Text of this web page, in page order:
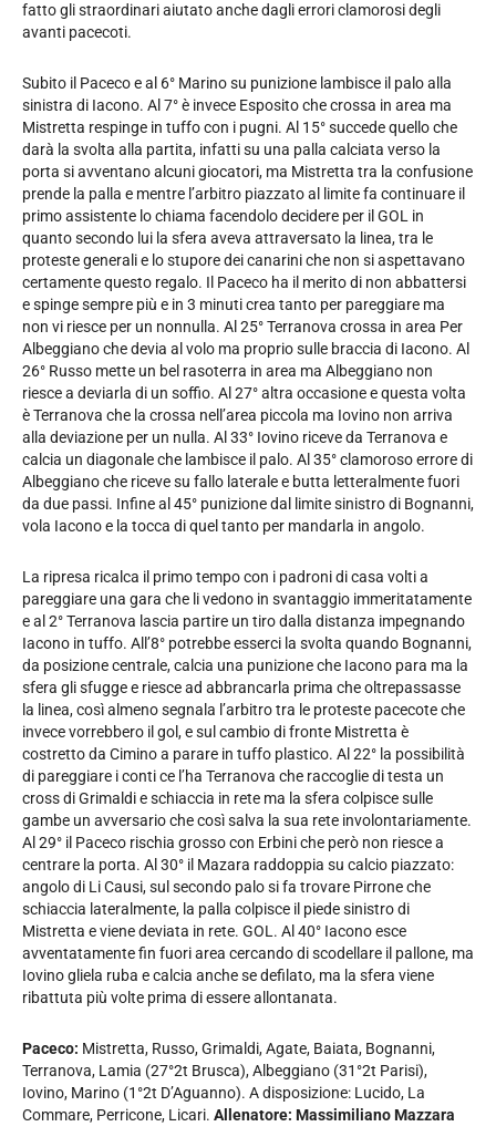
fatto gli straordinari aiutato anche dagli errori clamorosi degli
avanti pacecoti.
Subito il Paceco e al 6° Marino su punizione lambisce il palo alla
sinistra di Iacono. Al 7° è invece Esposito che crossa in area ma
Mistretta respinge in tuffo con i pugni. Al 15° succede quello che
darà la svolta alla partita, infatti su una palla calciata verso la
porta si avventano alcuni giocatori, ma Mistretta tra la confusione
prende la palla e mentre l’arbitro piazzato al limite fa continuare il
primo assistente lo chiama facendolo decidere per il GOL in
quanto secondo lui la sfera aveva attraversato la linea, tra le
proteste generali e lo stupore dei canarini che non si aspettavano
certamente questo regalo. Il Paceco ha il merito di non abbattersi
e spinge sempre più e in 3 minuti crea tanto per pareggiare ma
non vi riesce per un nonnulla. Al 25° Terranova crossa in area Per
Albeggiano che devia al volo ma proprio sulle braccia di Iacono. Al
26° Russo mette un bel rasoterra in area ma Albeggiano non
riesce a deviarla di un soffio. Al 27° altra occasione e questa volta
è Terranova che la crossa nell’area piccola ma Iovino non arriva
alla deviazione per un nulla. Al 33° Iovino riceve da Terranova e
calcia un diagonale che lambisce il palo. Al 35° clamoroso errore di
Albeggiano che riceve su fallo laterale e butta letteralmente fuori
da due passi. Infine al 45° punizione dal limite sinistro di Bognanni,
vola Iacono e la tocca di quel tanto per mandarla in angolo.
La ripresa ricalca il primo tempo con i padroni di casa volti a
pareggiare una gara che li vedono in svantaggio immeritatamente
e al 2° Terranova lascia partire un tiro dalla distanza impegnando
Iacono in tuffo. All’8° potrebbe esserci la svolta quando Bognanni,
da posizione centrale, calcia una punizione che Iacono para ma la
sfera gli sfugge e riesce ad abbrancarla prima che oltrepassasse
la linea, così almeno segnala l’arbitro tra le proteste pacecote che
invece vorrebbero il gol, e sul cambio di fronte Mistretta è
costretto da Cimino a parare in tuffo plastico. Al 22° la possibilità
di pareggiare i conti ce l’ha Terranova che raccoglie di testa un
cross di Grimaldi e schiaccia in rete ma la sfera colpisce sulle
gambe un avversario che così salva la sua rete involontariamente.
Al 29° il Paceco rischia grosso con Erbini che però non riesce a
centrare la porta. Al 30° il Mazara raddoppia su calcio piazzato:
angolo di Li Causi, sul secondo palo si fa trovare Pirrone che
schiaccia lateralmente, la palla colpisce il piede sinistro di
Mistretta e viene deviata in rete. GOL. Al 40° Iacono esce
avventatamente fin fuori area cercando di scodellare il pallone, ma
Iovino gliela ruba e calcia anche se defilato, ma la sfera viene
ribattuta più volte prima di essere allontanata.
Paceco: Mistretta, Russo, Grimaldi, Agate, Baiata, Bognanni,
Terranova, Lamia (27°2t Brusca), Albeggiano (31°2t Parisi),
Iovino, Marino (1°2t D’Aguanno). A disposizione: Lucido, La
Commare, Perricone, Licari. Allenatore: Massimiliano Mazzara